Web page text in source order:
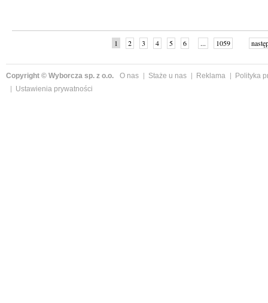
1 2 3 4 5 6 ... 1059
Copyright © Wyborcza sp. z o.o. O nas Staże u nas Reklama
Polityka
Ustawienia prywatności